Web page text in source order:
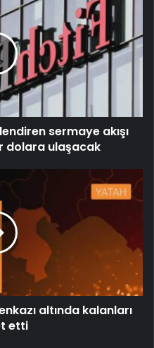
sermaye akışı
dolara ulaşacak
altında kalanları
etti